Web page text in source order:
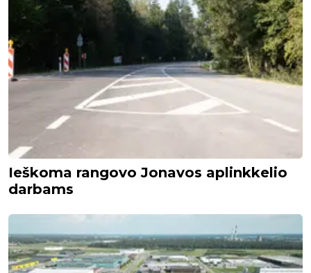
Ieškoma rangovo Jonavos aplinkkelio
darbams